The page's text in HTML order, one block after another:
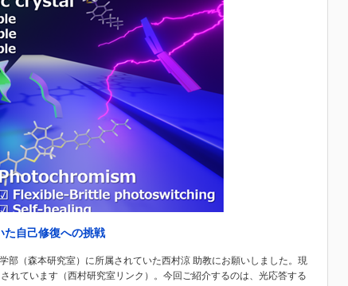
自己修復への挑戦
部（森本研究室）に所属されていた西村涼 助教にお願いしました。現
れています（西村研究室リンク）。今回ご紹介するのは、光応答する